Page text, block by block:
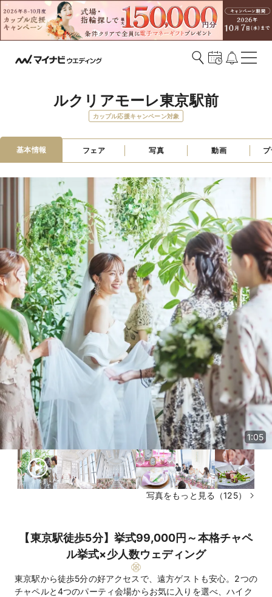
ルクリアモーレ東京駅前
カップル応援キャンペーン対象
基本情報 フェア 写真 動画
1:05
写真をもっと見る（125）
【東京駅徒歩5分】挙式99,000円～本格チャペ
ル挙式×少人数ウェディング
東京駅から徒歩5分の好アクセスで、遠方ゲストも安心。2つの
チャペルと4つのパーティ会場からお気に入りを選べ、ハイク